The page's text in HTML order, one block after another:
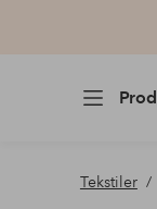
Tekstiler